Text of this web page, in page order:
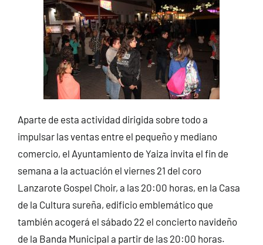
Aparte de esta actividad dirigida sobre todo a
impulsar las ventas entre el pequeño y mediano
comercio, el Ayuntamiento de Yaiza invita el fin de
semana a la actuación el viernes 21 del coro
Lanzarote Gospel Choir, a las 20:00 horas, en la Casa
de la Cultura sureña, edificio emblemático que
también acogerá el sábado 22 el concierto navideño
de la Banda Municipal a partir de las 20:00 horas.